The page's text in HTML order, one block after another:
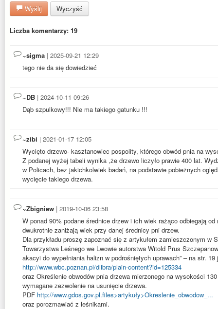
Wyślij Wyczyść
Liczba komentarzy: 19
~sigma | 2025-09-21 12:29
tego nie da się dowiedzieć
~DB | 2024-10-11 09:26
Dąb szpulkowy!!! Nie ma takiego gatunku !!!
~zibi | 2021-01-17 12:05
Wycięto drzewo- kasztanowiec pospolity, którego obwód pnia na
Z podanej wyżej tabeli wynika ,że drzewo liczyło prawie 400 lat.
w Policach, bez jakichkolwiek badań, na podstawie pobieżnych
wycięcie takiego drzewa.
~Zbigniew | 2019-10-06 23:58
W ponad 90% podane średnice drzew i ich wiek rażąco odbiegają
dwukrotnie zaniżają wiek przy danej średnicy pni drzew.
Dla przykładu proszę zapoznać się z artykułem zamieszczonym w
Towarzystwa Leśnego we Lwowie autorstwa Witold Prus
akacyi do wypełniania halizn w podrośniętych uprawach” – na str.
http://www.wbc.poznan.pl/dlibra/plain-content?id=125334
oraz Określenie obwodów pnia drzewa mierzonego na wysokości
wymagane zezwolenie na usunięcie drzewa.
PDF http://www.gdos.gov.pl.files>artykuły>Okreslenie_obwodow_...
oraz porozmawiać z leśnikami.